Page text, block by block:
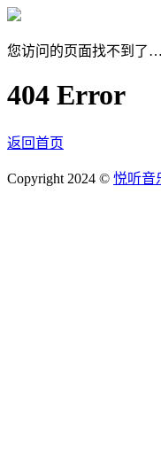
您访问的页面找不到
404 Error
返回首页
Copyright 2024 © 悦听音